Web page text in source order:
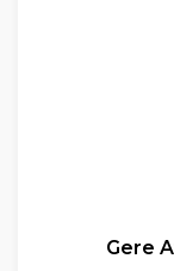
Gere